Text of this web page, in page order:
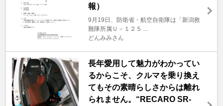
報）
9月19日、防衛省・航空自衛隊は「新潟救
難隊所属Ｕ－１２５ ...
どんみみさん
長年愛用して魅力がわかってい
るからこそ、クルマを乗り換え
てもその素晴らしさからは離れ
られません。“RECARO SR-